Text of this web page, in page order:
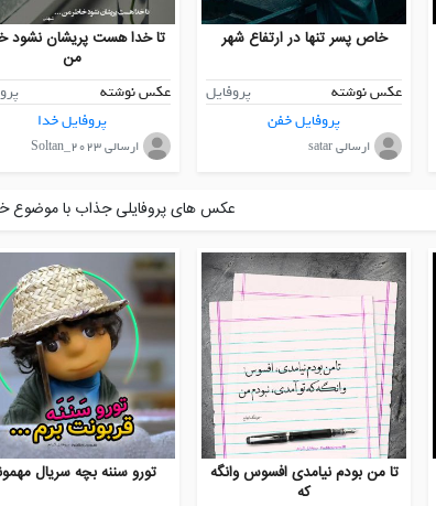
خاص پسر تنها در ارتفاع شهر
عکس نوشته
پروفایل
پروفایل خفن
ارسالی satar
تا خدا هست پریشان نشود
من
عکس نوشته
پروفایل خدا
ارسالی Soltan_2023
عکس های پروفایلی جذاب با موضوع
تا من بودم نیامدی افسوس وانگه
که
تورو سننه بچه سریال